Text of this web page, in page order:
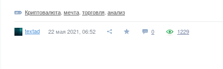
Криптовалюта мечта торговля анализ
textad 22 мая 2021, 06:52 0 1229